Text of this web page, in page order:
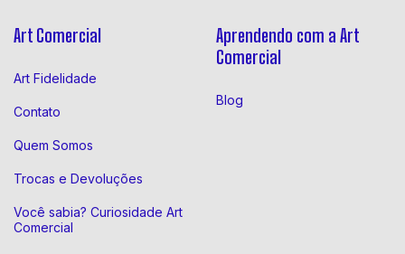
Art Comercial
Art Fidelidade
Contato
Quem Somos
Trocas e Devoluções
Você sabia? Curiosidade Art
Comercial
Aprendendo com a Art
Comercial
Blog